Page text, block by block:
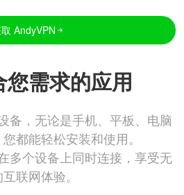
AndyVPN
需求的应用
备，无论是手机、平板、电脑
都能轻松安装和使用。
多个设备上同时连接，享受无
联网体验。